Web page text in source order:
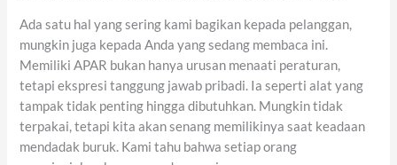
Ada satu hal yang sering kami bagikan kepada pelanggan,
mungkin juga kepada Anda yang sedang membaca ini.
Memiliki APAR bukan hanya urusan menaati peraturan,
tetapi ekspresi tanggung jawab pribadi. Ia seperti alat yang
tampak tidak penting hingga dibutuhkan. Mungkin tidak
terpakai, tetapi kita akan senang memilikinya saat keadaan
mendadak buruk. Kami tahu bahwa setiap orang